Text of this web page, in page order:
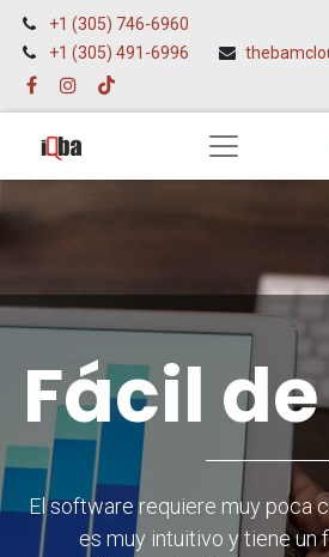
+1 (305) 746-6960
+1 (305) 491-6996
Fácil
El software requiere muy poca
es muy intuitivo y tiene un